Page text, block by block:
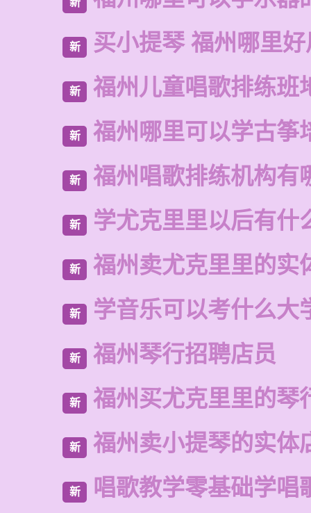
新
新 买小提琴 福州哪里
新 福州儿童唱歌排练班
新 福州哪里可以学古筝
新 福州唱歌排练机构有
新 学尤克里里以后有什
新 福州卖尤克里里的实
新 学音乐可以考什么大
新 福州琴行招聘店员
新 福州买尤克里里的琴
新 福州卖小提琴的实体
新 唱歌教学零基础学唱